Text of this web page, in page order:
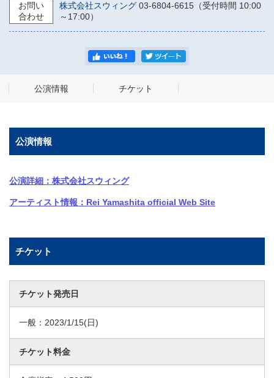
お問い
合わせ
株式会社スウィング 03-6804-6615（受付時間 10:00
～17:00）
公演情報 チケット
公演情報
公演詳細：株式会社スウィング
アーティスト情報：Rei Yamashita official Web Site
チケット
チケット発売日
一般： 2023/1/15(日)
チケット料金